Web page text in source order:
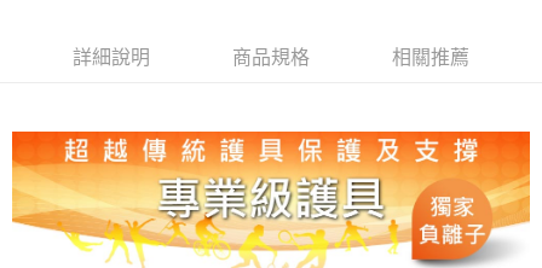
每筆NT$80
7-11取貨付款
每筆NT$80
付款後 7-11 取貨
詳細說明 商品規格 相關推薦